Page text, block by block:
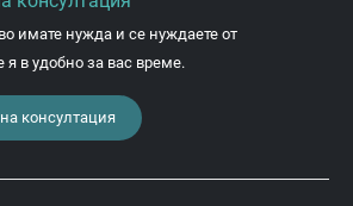
имате нужда и се нуждаете от
я в удобно за вас време.
консултация